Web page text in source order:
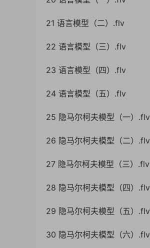
21 语言模型（二）.flv
22 语言模型（三）.flv
23 语言模型（四）.flv
24 语言模型（五）.flv
25 隐马尔柯夫模型（一）.flv
26 隐马尔柯夫模型（二）.flv
27 隐马尔柯夫模型（三）.flv
28 隐马尔柯夫模型（四）.flv
29 隐马尔柯夫模型（五）.flv
30 隐马尔柯夫模型（六）.flv